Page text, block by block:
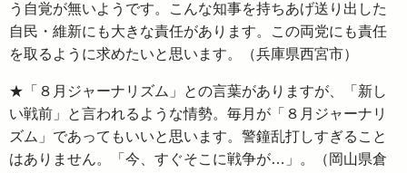
う自覚が無いようです。こんな知事を持ちあげ送り出した
自民・維新にも大きな責任があります。この両党にも責任
を取るように求めたいと思います。（兵庫県西宮市）
★「８月ジャーナリズム」との言葉がありますが、「新し
い戦前」と言われるような情勢。毎月が「８月ジャーナリ
ズム」であってもいいと思います。警鐘乱打しすぎること
はありません。「今、すぐそこに戦争が…」。（岡山県倉